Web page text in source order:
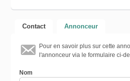
Contact Annonceur
Pour en savoir plus sur cette
l'annonceur via le formulaire ci-
Nom